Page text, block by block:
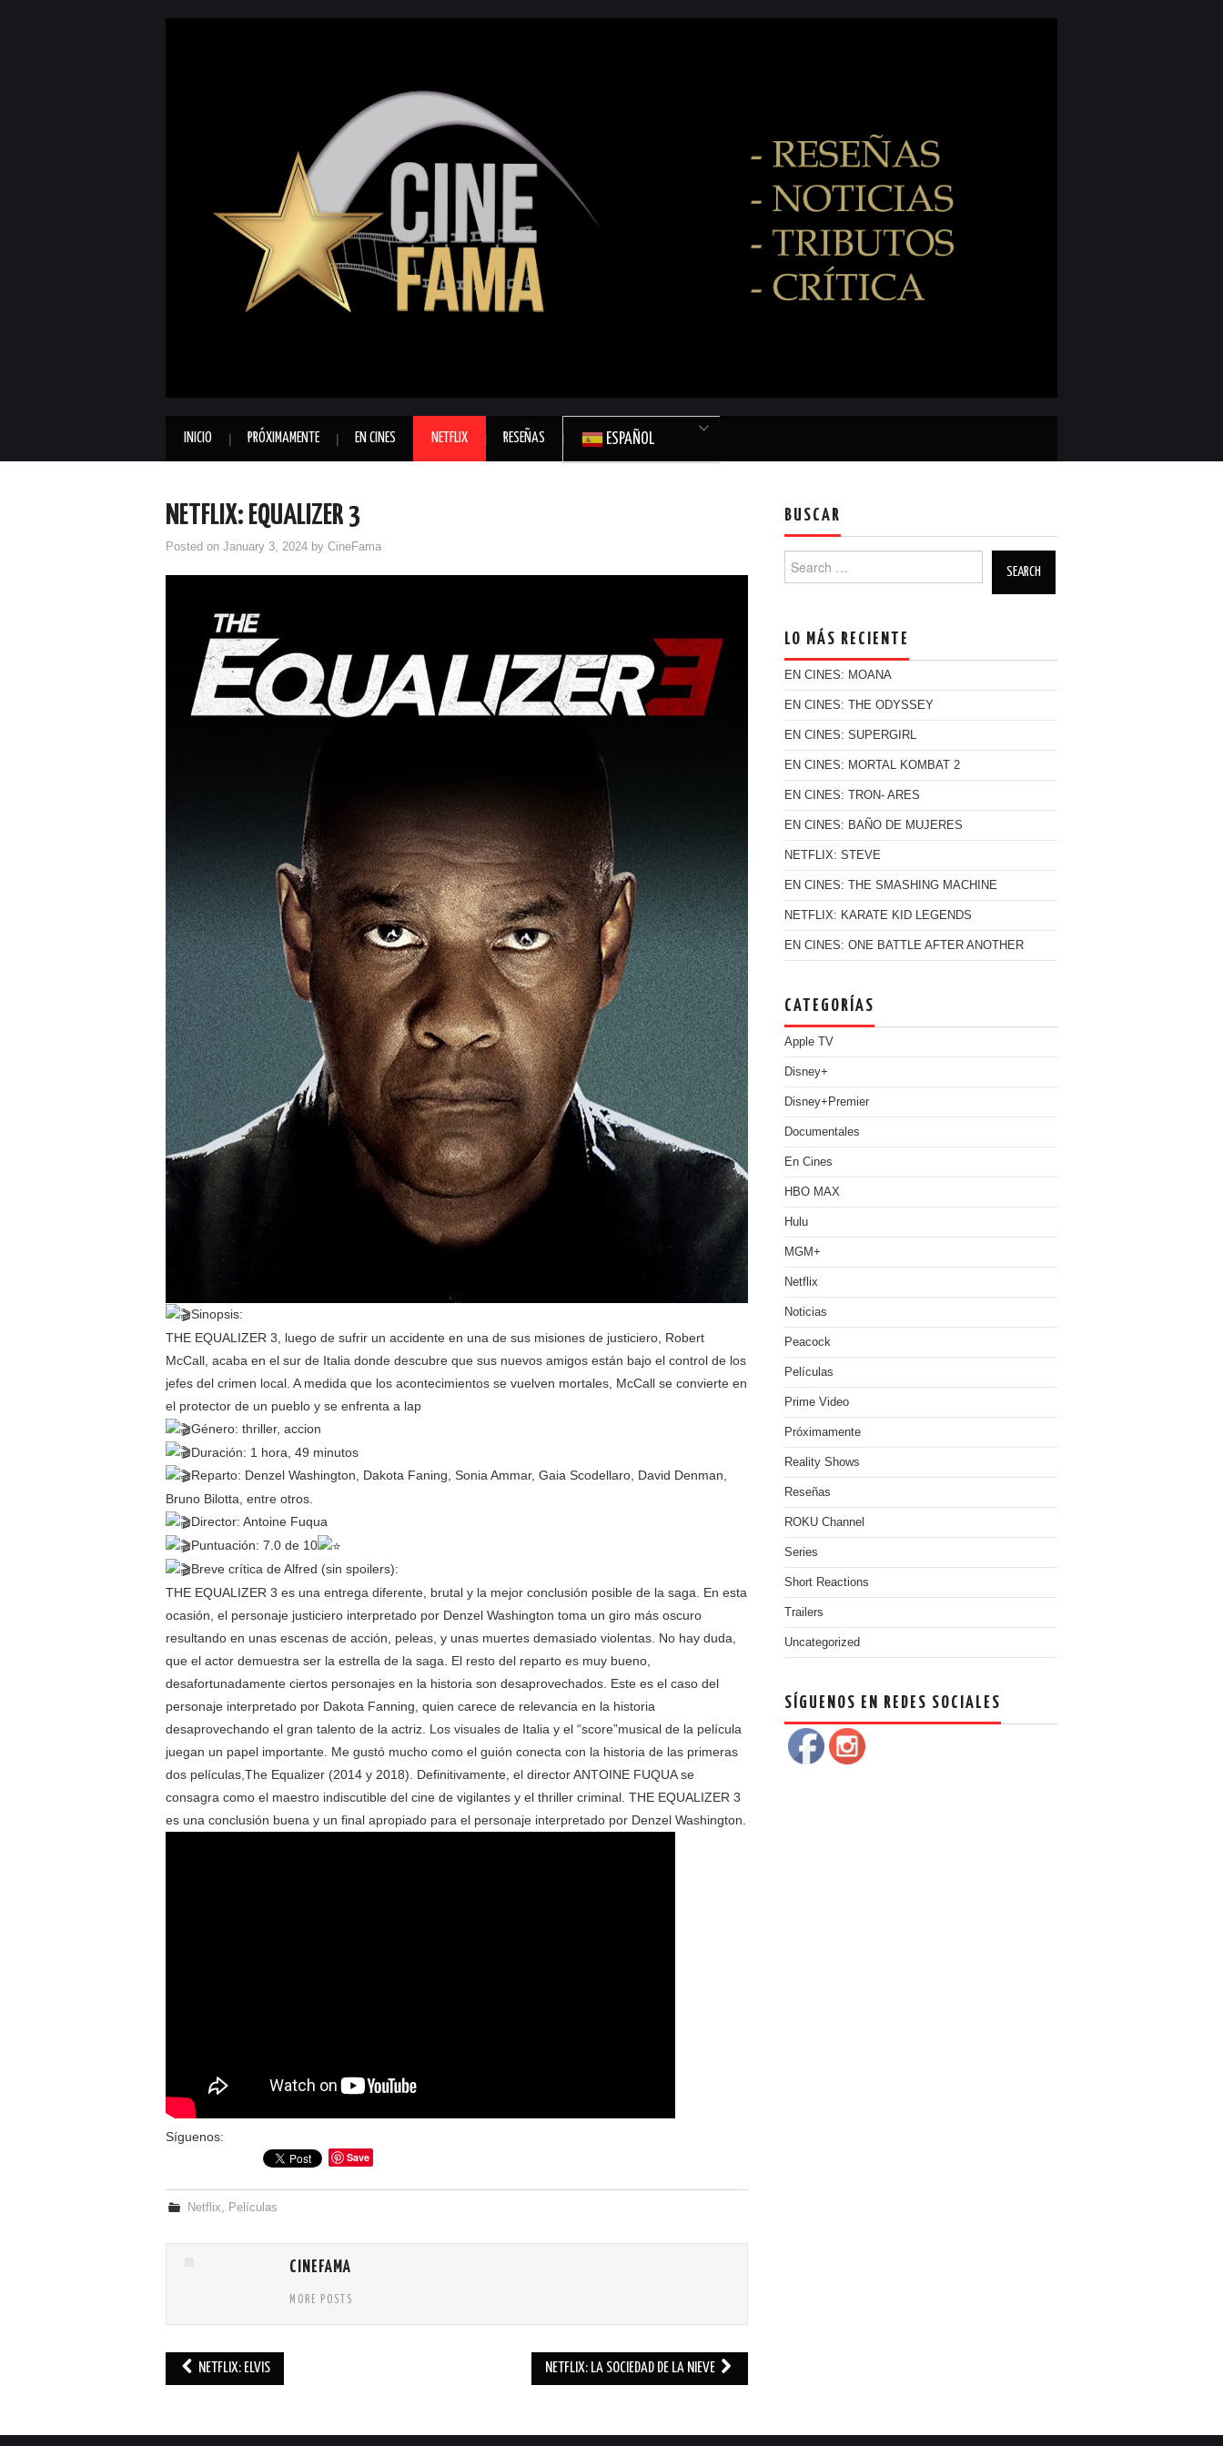
INICIO PRÓXIMAMENTE EN CINES NETFLIX RESEÑAS ESPAÑOL
NETFLIX: EQUALIZER 3
Posted on January 3, 2024 by CineFama
Sinopsis:
THE EQUALIZER 3, luego de sufrir un accidente en una de sus misiones de justiciero, Robert
McCall, acaba en el sur de Italia donde descubre que sus nuevos amigos están bajo el control de los
jefes del crimen local. A medida que los acontecimientos se vuelven mortales, McCall se convierte en
el protector de un pueblo y se enfrenta a lap
Género: thriller, accion
Duración: 1 hora, 49 minutos
Reparto: Denzel Washington, Dakota Faning, Sonia Ammar, Gaia Scodellaro, David Denman,
Bruno Bilotta, entre otros.
Director: Antoine Fuqua
Puntuación: 7.0 de 10
Breve crítica de Alfred (sin spoilers):
THE EQUALIZER 3 es una entrega diferente, brutal y la mejor conclusión posible de la saga. En esta
ocasión, el personaje justiciero interpretado por Denzel Washington toma un giro más oscuro
resultando en unas escenas de acción, peleas, y unas muertes demasiado violentas. No hay duda,
que el actor demuestra ser la estrella de la saga. El resto del reparto es muy bueno,
desafortunadamente ciertos personajes en la historia son desaprovechados. Este es el caso del
personaje interpretado por Dakota Fanning, quien carece de relevancia en la historia
desaprovechando el gran talento de la actriz. Los visuales de Italia y el “score”musical de la película
juegan un papel importante. Me gustó mucho como el guión conecta con la historia de las primeras
dos películas,The Equalizer (2014 y 2018). Definitivamente, el director ANTOINE FUQUA se
consagra como el maestro indiscutible del cine de vigilantes y el thriller criminal. THE EQUALIZER 3
es una conclusión buena y un final apropiado para el personaje interpretado por Denzel Washington.
Síguenos:
Save
Netflix, Películas
CINEFAMA
MORE POSTS
NETFLIX: ELVIS NETFLIX: LA SOCIEDAD DE LA NIEVE
BUSCAR
Search for:
LO MÁS RECIENTE
EN CINES: MOANA
EN CINES: THE ODYSSEY
EN CINES: SUPERGIRL
EN CINES: MORTAL KOMBAT 2
EN CINES: TRON- ARES
EN CINES: BAÑO DE MUJERES
NETFLIX: STEVE
EN CINES: THE SMASHING MACHINE
NETFLIX: KARATE KID LEGENDS
EN CINES: ONE BATTLE AFTER ANOTHER
CATEGORÍAS
Apple TV
Disney+
Disney+Premier
Documentales
En Cines
HBO MAX
Hulu
MGM+
Netflix
Noticias
Peacock
Películas
Prime Video
Próximamente
Reality Shows
Reseñas
ROKU Channel
Series
Short Reactions
Trailers
Uncategorized
SÍGUENOS EN REDES SOCIALES